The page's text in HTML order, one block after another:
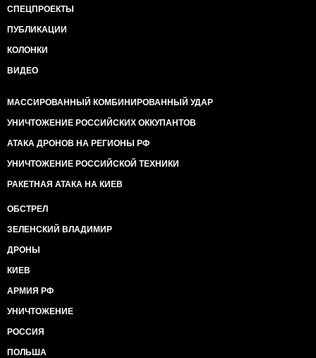
СПЕЦПРОЕКТЫ
ПУБЛИКАЦИИ
КОЛОНКИ
ВИДЕО
МАССИРОВАННЫЙ КОМБИНИРОВАННЫЙ УДАР
УНИЧТОЖЕНИЕ РОССИЙСКИХ ОККУПАНТОВ
АТАКА ДРОНОВ НА РЕГИОНЫ РФ
УНИЧТОЖЕНИЕ РОССИЙСКОЙ ТЕХНИКИ
РАКЕТНАЯ АТАКА НА КИЕВ
ОБСТРЕЛ
ЗЕЛЕНСКИЙ ВЛАДИМИР
ДРОНЫ
КИЕВ
АРМИЯ РФ
УНИЧТОЖЕНИЕ
РОССИЯ
ПОЛЬША